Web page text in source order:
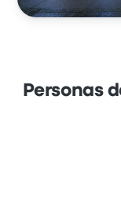
Personas